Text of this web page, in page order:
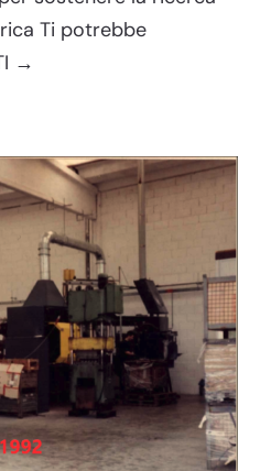
Ti potrebbe
→